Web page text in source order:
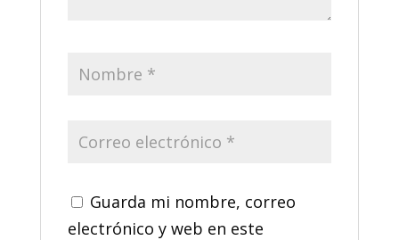
Guarda mi nombre, correo
electrónico y web en este